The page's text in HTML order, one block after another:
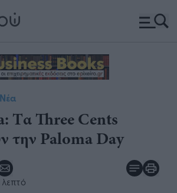
Tα Three Cents
την Paloma Day
λεπτό